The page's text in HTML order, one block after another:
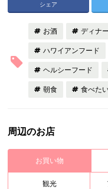
シェア
お酒 ディナー
ハワイアンフード
ヘルシーフード
朝食 食べた
周辺のお店
お買い物
観光